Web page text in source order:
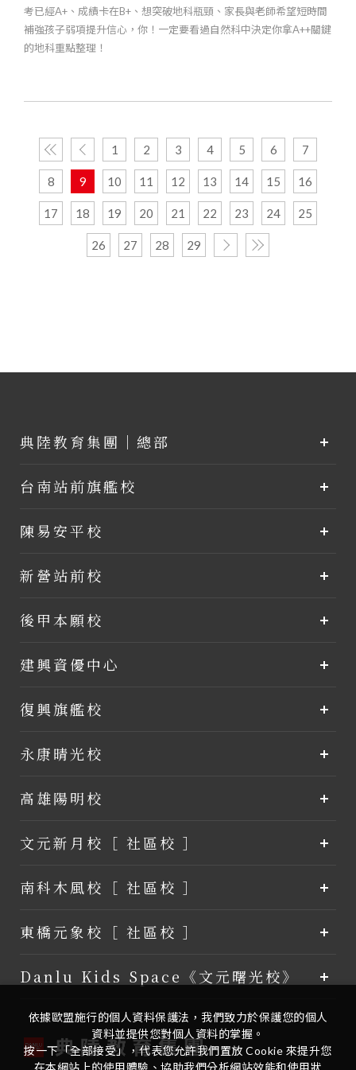
考已經A+、成績卡在B+、想突破地科瓶頸、家長與老師希望短時間
補強孩子弱項提升信心，你！一定要看過自然科中決定你拿A++關鍵
的地科重點整理！
1 2 3 4 5 6 7
8 9 10 11 12 13 14 15 16
17 18 19 20 21 22 23 24 25
26 27 28 29
典陸教育集團｜總部
台南站前旗艦校
陳易安平校
新營站前校
後甲本願校
建興資優中心
復興旗艦校
永康晴光校
高雄陽明校
文元新月校［ 社區校 ］
南科木風校［ 社區校 ］
東橋元象校［ 社區校 ］
Danlu Kids Space《文元曙光校》
依據歐盟施行的個人資料保護法，我們致力於保護您的個人
資料並提供您對個人資料的掌握。
按一下「全部接受」，代表您允許我們置放 Cookie 來提升您
在本網站上的使用體驗、協助我們分析網站效能和使用狀